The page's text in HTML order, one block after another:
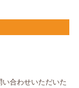
合わせいただいた